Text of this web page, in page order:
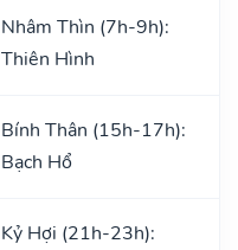
Nhâm Thìn (7h-9h):
Thiên Hình
Bính Thân (15h-17h):
Bạch Hổ
Kỷ Hợi (21h-23h):